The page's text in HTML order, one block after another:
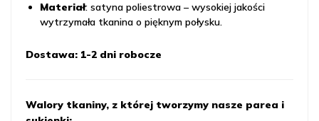
Materiał: satyna poliestrowa – wysokiej jakości
wytrzymała tkanina o pięknym połysku.
Dostawa: 1-2 dni robocze
Walory tkaniny, z której tworzymy nasze parea i